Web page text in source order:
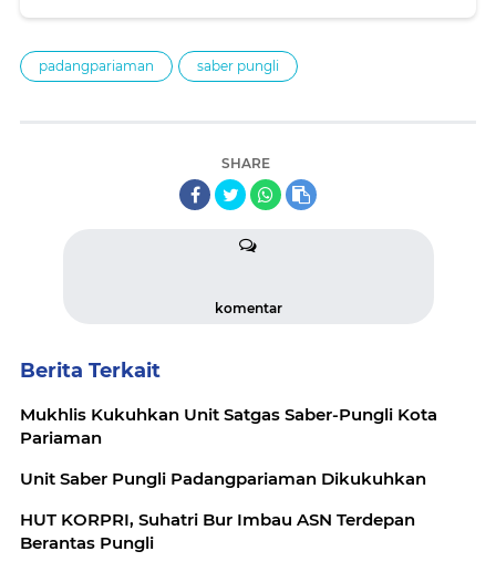
padangpariaman saber pungli
SHARE
komentar
Berita Terkait
Mukhlis Kukuhkan Unit Satgas Saber-Pungli Kota
Pariaman
Unit Saber Pungli Padangpariaman Dikukuhkan
HUT KORPRI, Suhatri Bur Imbau ASN Terdepan
Berantas Pungli